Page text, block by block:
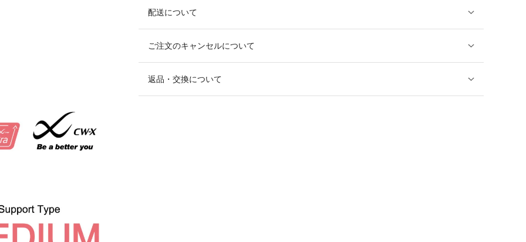
配送について
ご注文のキャンセルについて
返品・交換について